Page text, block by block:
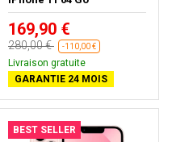
169,90 €
280,00 € -110,00 €
Livraison gratuite
GARANTIE 24 MOIS
BEST SELLER